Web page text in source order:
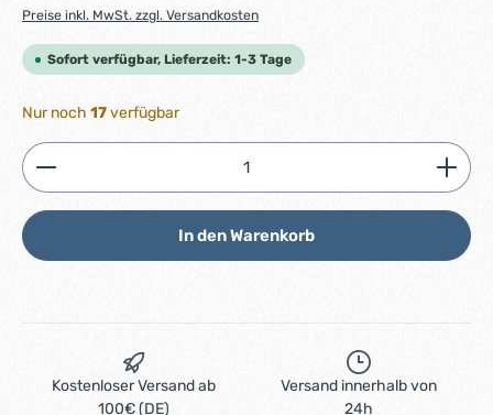
Preise inkl. MwSt. zzgl. Versandkosten
Sofort verfügbar, Lieferzeit: 1-3 Tage
Nur noch 17verfügbar
Produkt Anzahl: Gib den gewünschten Wert ein
In den Warenkorb
Kostenloser Versand ab
100€ (DE)
Versand innerhalb von
24h